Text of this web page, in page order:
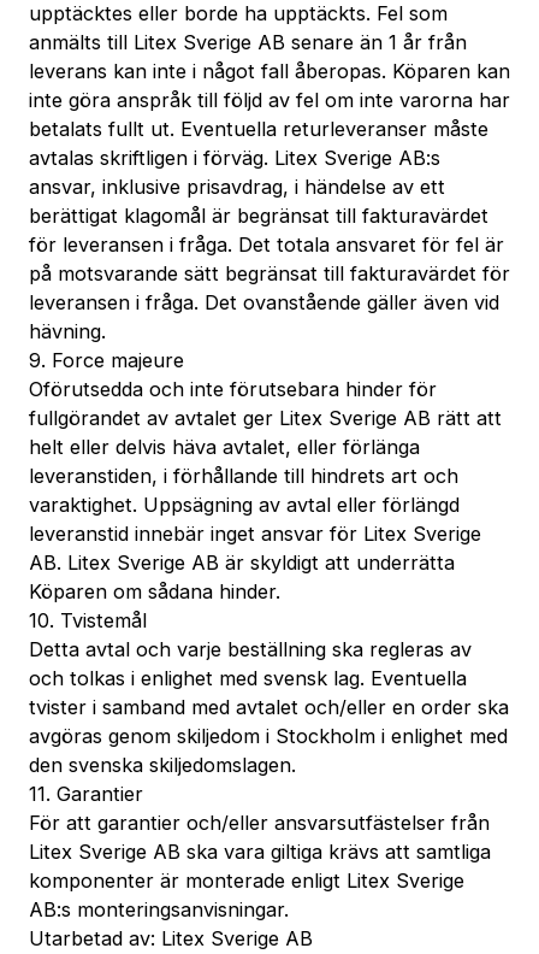
upptäcktes eller borde ha upptäckts. Fel som
anmälts till Litex Sverige AB senare än 1 år från
leverans kan inte i något fall åberopas. Köparen kan
inte göra anspråk till följd av fel om inte varorna har
betalats fullt ut. Eventuella returleveranser måste
avtalas skriftligen i förväg. Litex Sverige AB:s
ansvar, inklusive prisavdrag, i händelse av ett
berättigat klagomål är begränsat till fakturavärdet
för leveransen i fråga. Det totala ansvaret för fel är
på motsvarande sätt begränsat till fakturavärdet för
leveransen i fråga. Det ovanstående gäller även vid
hävning.
9. Force majeure
Oförutsedda och inte förutsebara hinder för
fullgörandet av avtalet ger Litex Sverige AB rätt att
helt eller delvis häva avtalet, eller förlänga
leveranstiden, i förhållande till hindrets art och
varaktighet. Uppsägning av avtal eller förlängd
leveranstid innebär inget ansvar för Litex Sverige
AB. Litex Sverige AB är skyldigt att underrätta
Köparen om sådana hinder.
10. Tvistemål
Detta avtal och varje beställning ska regleras av
och tolkas i enlighet med svensk lag. Eventuella
tvister i samband med avtalet och/eller en order ska
avgöras genom skiljedom i Stockholm i enlighet med
den svenska skiljedomslagen.
11. Garantier
För att garantier och/eller ansvarsutfästelser från
Litex Sverige AB ska vara giltiga krävs att samtliga
komponenter är monterade enligt Litex Sverige
AB:s monteringsanvisningar.
Utarbetad av: Litex Sverige AB